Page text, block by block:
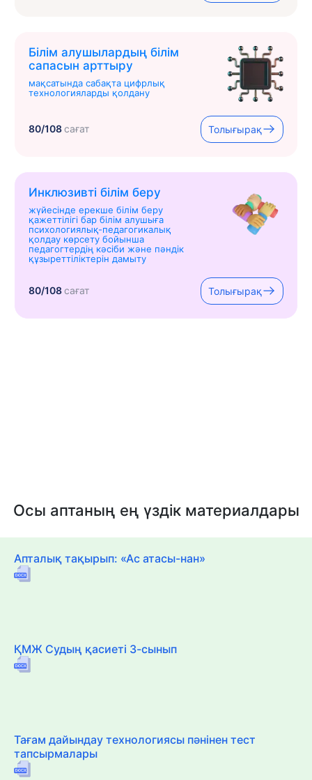
Білім алушылардың білім
сапасын арттыру
мақсатында сабақта цифрлық
технологияларды қолдану
80/108сағат Толығырақ
Инклюзивті білім беру
жүйесінде ерекше білім беру
қажеттілігі бар білім алушыға
психологиялық-педагогикалық
қолдау көрсету бойынша
педагогтердің кәсіби және пәндік
құзыреттіліктерін дамыту
80/108сағат Толығырақ
Осы аптаның ең үздік материалдары
Апталық тақырып: «Ас атасы-нан»
ҚМЖ Судың қасиеті 3-сынып
Тағам дайындау технологиясы пәнінен тест
тапсырмалары